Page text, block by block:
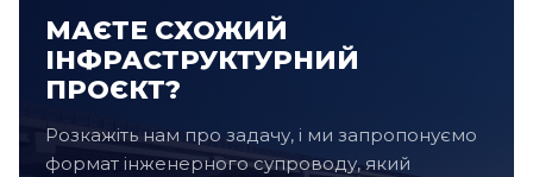
МАЄТЕ СХОЖИЙ
ІНФРАСТРУКТУРНИЙ
ПРОЄКТ?
Розкажіть нам про задачу, і ми запропонуємо
формат інженерного супроводу, який